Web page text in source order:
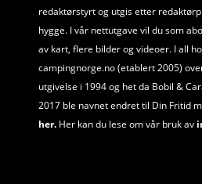
redaktørstyrt og utgis etter
hygge. I vår nettutgave vil du som
av kart, flere bilder og videoer. I all
campingnorge.no (etablert 2005)
utgivelse i 1994 og het da Bobil &
2017 ble navnet endret til Din Fritid
her. Her kan du lese om vår bruk av